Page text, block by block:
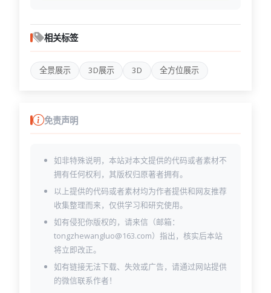
相关标签
全景展示 3D展示 3D 全方位展示
免责声明
如非特殊说明，本站对本文提供的代码或者素材不
拥有任何权利，其版权归原著者拥有。
以上提供的代码或者素材均为作者提供和网友推荐
收集整理而来，仅供学习和研究使用。
如有侵犯你版权的，请来信（邮箱：
tongzhewangluo@163.com）指出，核实后本站
将立即改正。
如有链接无法下载、失效或广告，请通过网站提供
的微信联系作者！